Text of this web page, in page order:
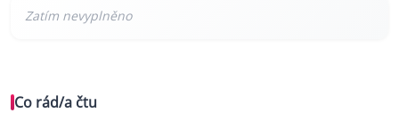
Co rád/a čtu